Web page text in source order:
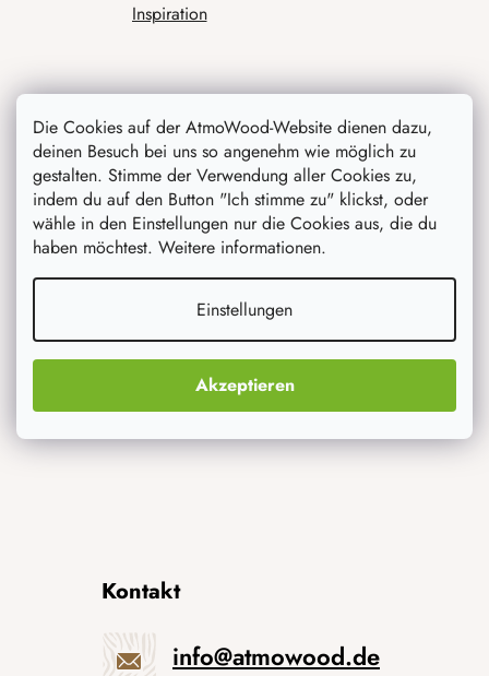
Die Cookies auf der AtmoWood-Website dienen dazu,
deinen Besuch bei uns so angenehm wie möglich zu
gestalten. Stimme der Verwendung aller Cookies zu,
indem du auf den Button "Ich stimme zu" klickst, oder
wähle in den Einstellungen nur die Cookies aus, die du
haben möchtest. Weitere informationen.
Einstellungen
Akzeptieren
Inspiration
Was interessiert dich am meisten
Neuheiten
Originelle Geschenke
Kontakt
info@atmowood.de